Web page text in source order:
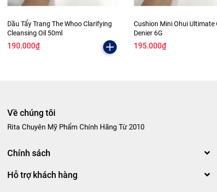
Dầu Tẩy Trang The Whoo Clarifying
Cleansing Oil 50ml
190.000₫
Cushion Mini Ohui Ultimate
Denier 6G
195.000₫
Về chúng tôi
Rita Chuyên Mỹ Phẩm Chính Hãng Từ 2010
Chính sách
Hỗ trợ khách hàng